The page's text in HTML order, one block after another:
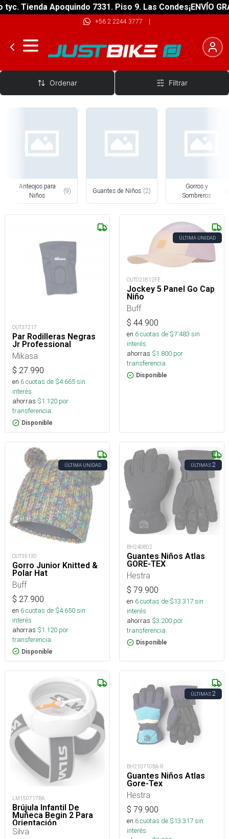
Tienda Apoquindo 7331. Piso 9. Las Condes¡ENVÍO
+56 2 2244 3777 |
Accesorios de Niños
Ordenar Filtrar
Anteojos para
Niños
(9) Guantes de Niños (2)
Gorros y
Sombreros
OUT37217
Par Rodilleras Negras
Jr Professional
Mikasa
$ 27.990
en 6cuotas de $4.665sin
interés
ahorras $1.120 por
transferencia.
Disponible
ÚLTIMA UNIDAD
OUT021812FE
Jockey 5 Panel Go Cap
Niño
Buff
$ 44.900
en 6cuotas de $7.483 sin
interés
ahorras $1.800 por
transferencia.
Disponible
ÚLTIMA UNIDAD
OUT35130
Gorro Junior Knitted &
Polar Hat
Buff
$ 27.900
en 6cuotas de $4.650sin
interés
ahorras $1.120 por
transferencia.
Disponible
ÚLTIMAS2
BH240802
Guantes Niños Atlas
GORE-TEX
Hestra
$ 79.900
en 6cuotas de $13.317sin
interés
ahorras $3.200 por
transferencia.
Disponible
LM150717BA
Brújula Infantil De
Muñeca Begin 2 Para
Orientación
Silva
ÚLTIMAS2
BH210710BA-R
Guantes Niños Atlas
Gore-Tex
Hestra
$ 79.900
en 6cuotas de $13.317sin
interés